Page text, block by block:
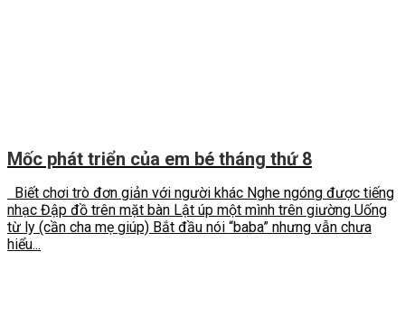
Mốc phát triển của em bé tháng thứ 8
Biết chơi trò đơn giản với người khác Nghe ngóng được tiếng
nhạc Đập đồ trên mặt bàn Lật úp một mình trên giường Uống
từ ly (cần cha mẹ giúp) Bắt đầu nói “baba” nhưng vẫn chưa
hiểu...